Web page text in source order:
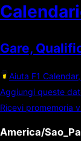
Gare,
Aiuta F1
Aggiungi queste
Ricevi promemoria
America/